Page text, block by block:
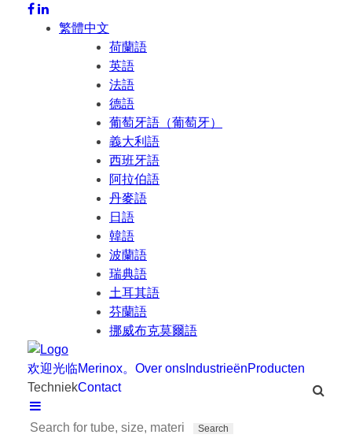
繁體中文
荷蘭語
英語
法語
德語
葡萄牙語（葡萄牙）
義大利語
西班牙語
阿拉伯語
丹麥語
日語
韓語
波蘭語
瑞典語
土耳其語
芬蘭語
挪威布克莫爾語
欢迎光临Merinox。 Over ons IndustrieënProducten
TechniekContact